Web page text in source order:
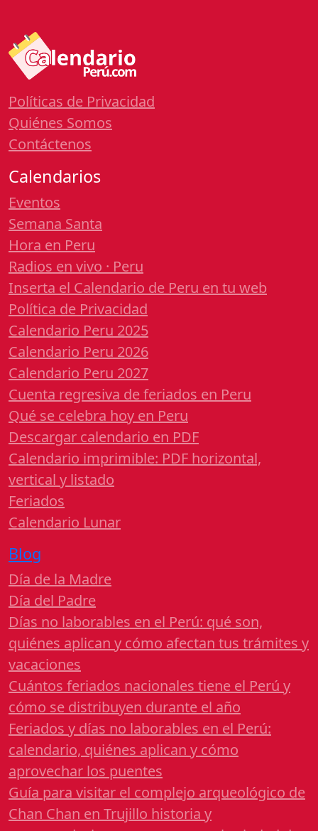
Políticas de Privacidad
Quiénes Somos
Contáctenos
Calendarios
Eventos
Semana Santa
Hora en Peru
Radios en vivo · Peru
Inserta el Calendario de Peru en tu web
Política de Privacidad
Calendario Peru 2025
Calendario Peru 2026
Calendario Peru 2027
Cuenta regresiva de feriados en Peru
Qué se celebra hoy en Peru
Descargar calendario en PDF
Calendario imprimible: PDF horizontal,
vertical y listado
Feriados
Calendario Lunar
Blog
Día de la Madre
Día del Padre
Días no laborables en el Perú: qué son,
quiénes aplican y cómo afectan tus trámites y
vacaciones
Cuántos feriados nacionales tiene el Perú y
cómo se distribuyen durante el año
Feriados y días no laborables en el Perú:
calendario, quiénes aplican y cómo
aprovechar los puentes
Guía para visitar el complejo arqueológico de
Chan Chan en Trujillo historia y